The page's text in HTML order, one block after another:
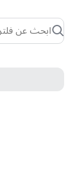
ابحث عن فلتر